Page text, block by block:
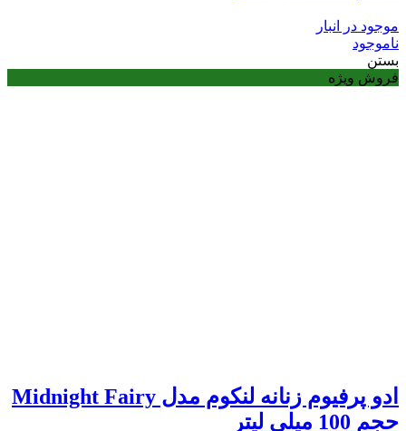
موجود در انبار
ناموجود
بستن
فروش ویژه
ادو پرفیوم زنانه لنکوم مدل Midnight Fairy
حجم 100 میلی لیتر